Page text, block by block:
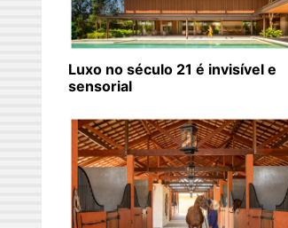
Luxo no século 21 é invisível e
sensorial